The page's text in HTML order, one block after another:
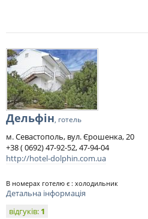
Дельфін, готель
м. Севастополь, вул. Єрошенка, 20
+38 ( 0692) 47-92-52, 47-94-04
http://hotel-dolphin.com.ua
В номерах готелю є : холодильник
Детальна інформація
відгуків: 1